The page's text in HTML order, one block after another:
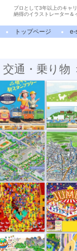
プロとして3年以上のキャ
納得のイラストレーター＆
トップページ e-
通・乗り物
東日本 ス... web site「
ンション・... 街
ァンタジー... ファンタ
並イラスト... 町並イラス